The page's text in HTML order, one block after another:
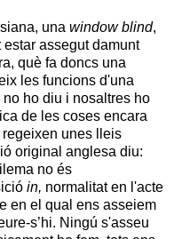
una window blind,
assegut damunt
què fa doncs una
les funcions d'una
ho diu i nosaltres ho
de les coses encara
unes lleis
original anglesa diu:
no és
in, normalitat en l'acte
en el qual ens asseiem
s’hi. Ningú s'asseu